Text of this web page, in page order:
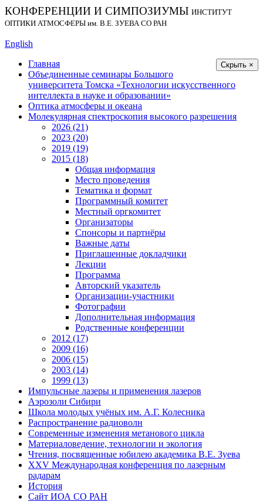
КОНФЕРЕНЦИИ И СИМПОЗИУМЫ ИНСТИТУТ
ОПТИКИ АТМОСФЕРЫ им. В.Е. ЗУЕВА СО РАН
English
Скрыть ×
Главная
Объединенные семинары Большого
университета Томска «Технологии искусственного
интеллекта в науке и образовании»
Оптика атмосферы и океана
Молекулярная спектроскопия высокого разрешения
2026 (21)
2023 (20)
2019 (19)
2015 (18)
Общая информация
Место проведения
Тематика и формат
Программный комитет
Местный оргкомитет
Организаторы
Спонсоры и партнёры
Важные даты
Приглашенные докладчики
Лекции
Программа
Авторский указатель
Организации-участники
Фотографии
Дополнительная информация
Родственные конференции
2012 (17)
2009 (16)
2006 (15)
2003 (14)
1999 (13)
Импульсные лазеры и применения лазеров
Аэрозоли Сибири
Школа молодых учёных им. А.Г. Колесника
Распространение радиоволн
Современные изменения метанового цикла
Материаловедение, технологии и экология
Чтения, посвященные юбилею академика В.Е. Зуева
XXV Международная конференция по лазерным
радарам
История
Сайт ИОА СО РАН